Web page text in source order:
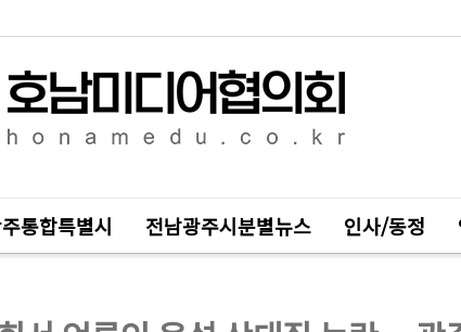
통합특별시 전남광주시분별뉴스 인사/동정